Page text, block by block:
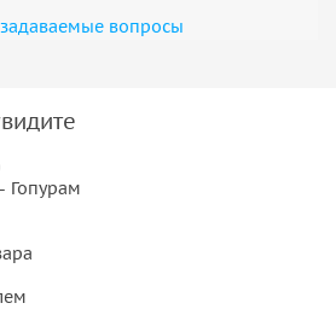
задаваемые вопросы
Гопурам